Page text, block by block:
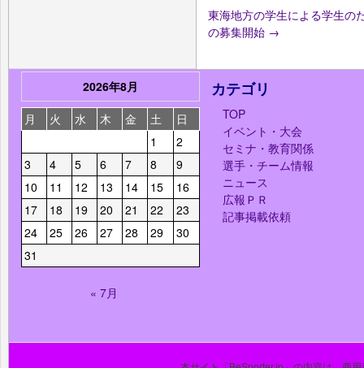
東海地方の学生による学生の
の募集開始 →
2026年8月
月
火 水 木 金 土
日
1
2
3
4 5 6 7 8
9
10
11 12 13 14 15
16
17
18 19 20 21 22
23
24
25 26 27 28 29
30
31
« 7月
カテゴリ
TOP
イベント・大会
セミナ・教育関係
選手・チーム情報
ニュース
広報ＰＲ
記事掲載依頼